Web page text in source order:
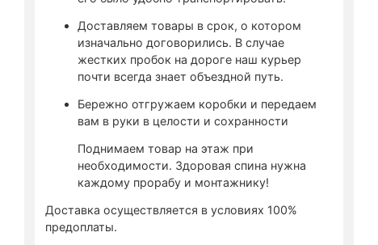
Доставляем товары в срок, о котором
изначально договорились. В случае
жестких пробок на дороге наш курьер
почти всегда знает объездной путь.
Бережно отгружаем коробки и передаем
вам в руки в целости и сохранности
Поднимаем товар на этаж при
необходимости. Здоровая спина нужна
каждому прорабу и монтажнику!
Доставка осуществляется в условиях 100%
предоплаты.